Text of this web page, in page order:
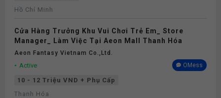
Hồ Chí Minh
Cửa Hàng Trưởng Khu Vui Chơi Trẻ Em_ Store
Manager_ Làm Việc Tại Aeon Mall Thanh Hóa
Aeon Fantasy Vietnam Co.,ltd.
Active OMess
10 - 12 Triệu VND + Phụ Cấp
Thanh Hóa